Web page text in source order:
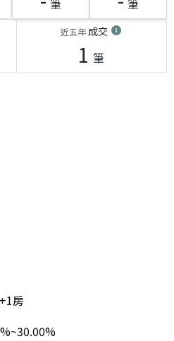
近五年成交
1 筆
房